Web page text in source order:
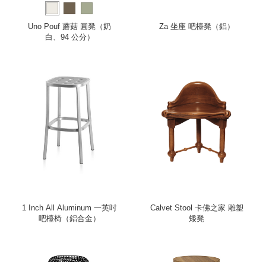
Uno Pouf 蘑菇 圓凳（奶
白、94 公分）
Za 坐座 吧檯凳（鋁）
1 Inch All Aluminum 一英吋
吧檯椅（鋁合金）
Calvet Stool 卡佛之家 雕塑
矮凳